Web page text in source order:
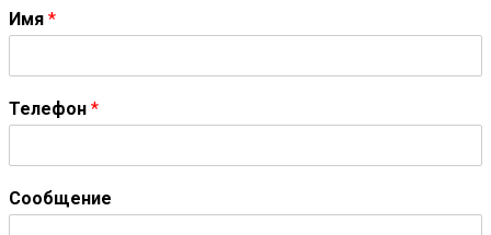
Имя *
Телефон *
Сообщение